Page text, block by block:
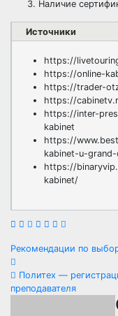
Наличие
Источники
https://
https://online-
https://trader-
https://
https://inter-
kabinet
https://
kabinet-u-
https://
kabinet/
по
Рекомендации по
Политех —
преподавателя